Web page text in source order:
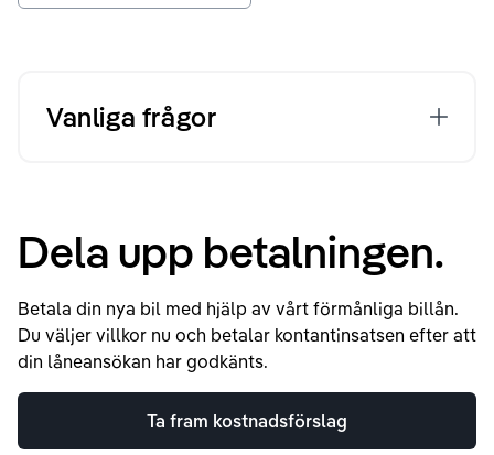
Vanliga frågor
Dela upp betalningen.
Betala din nya bil med hjälp av vårt förmånliga billån.
Du väljer villkor nu och betalar kontantinsatsen efter att
din låneansökan har godkänts.
Ta fram kostnadsförslag